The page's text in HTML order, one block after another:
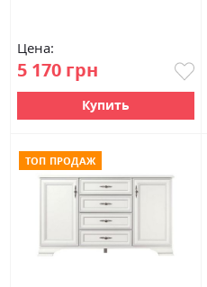
Цена:
5 170 грн
Купить
ТОП ПРОДАЖ